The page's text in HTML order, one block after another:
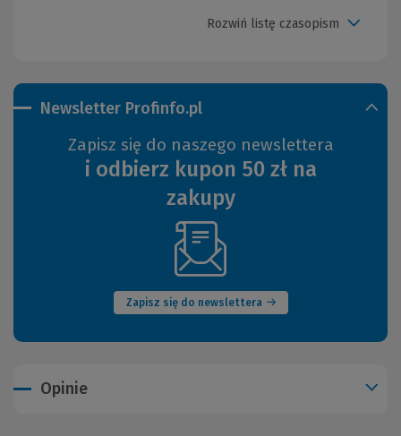
Newsletter Profinfo.pl
Zapisz się do naszego newslettera
i odbierz kupon 50 zł na
zakupy
Zapisz się do newslettera
(Nowe
okno)
Rozwiń listę czasopism
Opinie